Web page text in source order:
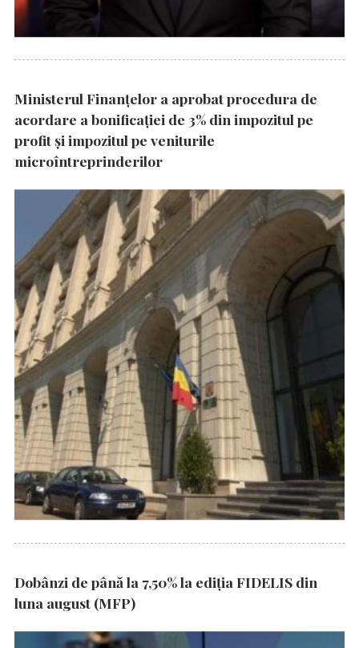
Ministerul Finanțelor a aprobat procedura de
acordare a bonificației de 3% din impozitul pe
profit și impozitul pe veniturile
microîntreprinderilor
Dobânzi de până la 7,50% la ediția FIDELIS din
luna august (MFP)